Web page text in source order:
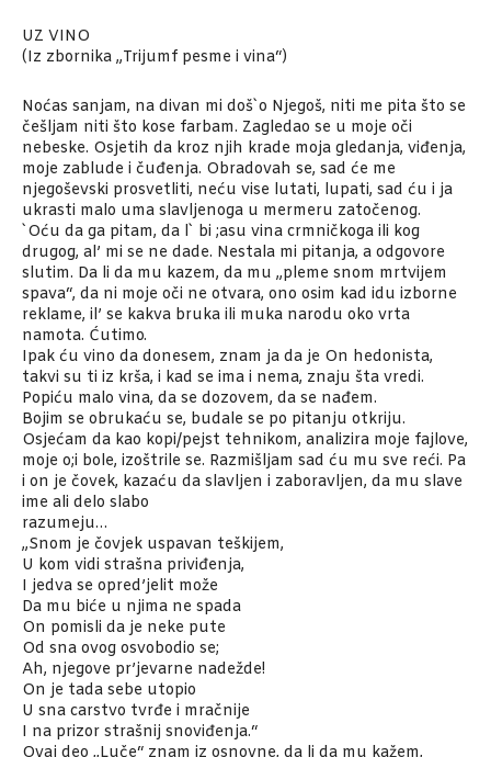
UZ VINO
(Iz zbornika „Trijumf pesme i vina“)
Noćas sanjam, na divan mi doš`o Njegoš, niti me pita što se
češljam niti što kose farbam. Zagledao se u moje oči
nebeske. Osjetih da kroz njih krade moja gledanja, viđenja,
moje zablude i čuđenja. Obradovah se, sad će me
njegoševski prosvetliti, neću vise lutati, lupati, sad ću i ja
ukrasti malo uma slavljenoga u mermeru zatočenog.
`Oću da ga pitam, da l` bi ;asu vina crmničkoga ili kog
drugog, al’ mi se ne dade. Nestala mi pitanja, a odgovore
slutim. Da li da mu kazem, da mu „pleme snom mrtvijem
spava“, da ni moje oči ne otvara, ono osim kad idu izborne
reklame, il’ se kakva bruka ili muka narodu oko vrta
namota. Ćutimo.
Ipak ću vino da donesem, znam ja da je On hedonista,
takvi su ti iz krša, i kad se ima i nema, znaju šta vredi.
Popiću malo vina, da se dozovem, da se nađem.
Bojim se obrukaću se, budale se po pitanju otkriju.
Osjećam da kao kopi/pejst tehnikom, analizira moje fajlove,
moje o;i bole, izoštrile se. Razmišljam sad ću mu sve reći. Pa
i on je čovek, kazaću da slavljen i zaboravljen, da mu slave
ime ali delo slabo
razumeju…
„Snom je čovjek uspavan teškijem,
U kom vidi strašna priviđenja,
I jedva se opred’jelit može
Da mu biće u njima ne spada
On pomisli da je neke pute
Od sna ovog osvobodio se;
Ah, njegove pr’jevarne nadežde!
On je tada sebe utopio
U sna carstvo tvrđe i mračnije
I na prizor strašnij snoviđenja.“